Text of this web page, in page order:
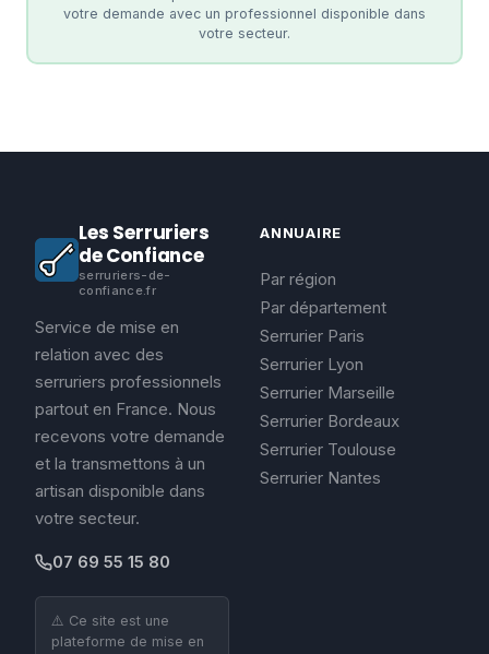
votre demande avec un professionnel disponible dans
votre secteur.
Les Serruriers
de Confiance
serruriers-de-
confiance.fr
Service de mise en
relation avec des
serruriers professionnels
partout en France. Nous
recevons votre demande
et la transmettons à un
artisan disponible dans
votre secteur.
07 69 55 15 80
⚠️ Ce site est une
plateforme de mise en
ANNUAIRE
Par région
Par département
Serrurier Paris
Serrurier Lyon
Serrurier Marseille
Serrurier Bordeaux
Serrurier Toulouse
Serrurier Nantes